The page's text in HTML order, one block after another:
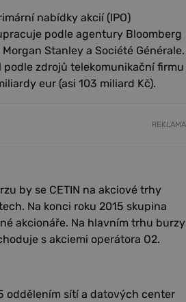
nabídky akcií (IPO)
podle agentury Bloomberg
Stanley a Société Générale.
zdrojů telekomunikační firmu
eur (asi 103 miliard Kč).
REKLAMA
by se CETIN na akciové trhy
Na konci roku 2015 skupina
akcionáře. Na hlavním trhu burzy
s akciemi operátora O2.
oddělením sítí a datových center